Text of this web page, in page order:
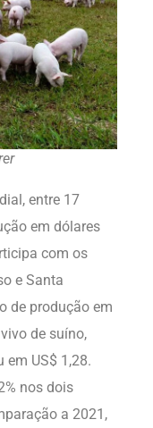
entre 17
em dólares
com os
e Santa
de produção em
de suíno,
US$ 1,28.
nos dois
a 2021,